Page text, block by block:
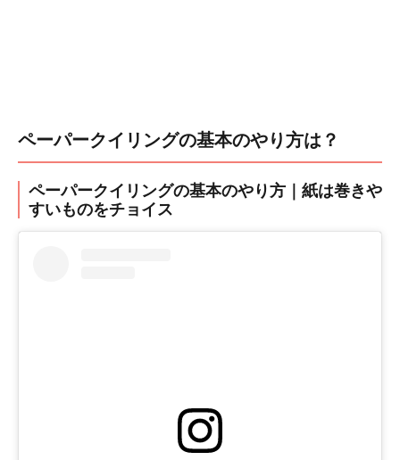
ペーパークイリングの基本のやり方は？
ペーパークイリングの基本のやり方｜紙は巻きや
すいものをチョイス